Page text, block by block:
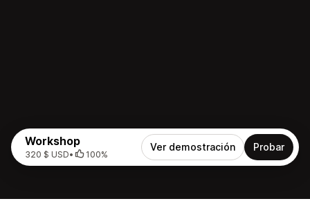
Workshop
320 $ USD• 100%
Ver demostración Probar